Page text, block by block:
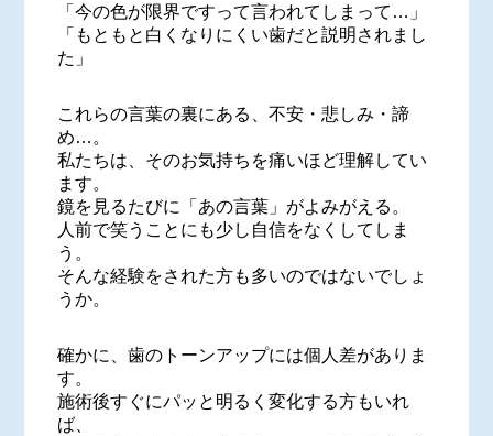
「今の色が限界ですって言われてしまって…」
「もともと白くなりにくい歯だと説明されまし
た」
これらの言葉の裏にある、不安・悲しみ・諦
め…。
私たちは、そのお気持ちを痛いほど理解してい
ます。
鏡を見るたびに「あの言葉」がよみがえる。
人前で笑うことにも少し自信をなくしてしま
う。
そんな経験をされた方も多いのではないでしょ
うか。
確かに、歯のトーンアップには個人差がありま
す。
施術後すぐにパッと明るく変化する方もいれ
ば、